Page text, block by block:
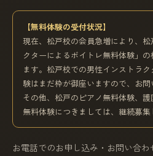
【無料体験の受付状況】
現在、松戸校の会員急増により、
クターによるボイトレ無料体験」
ます。松戸校での男性インストラ
験はまだ枠が御座いますので、お問
その他、松戸のピアノ無料体験、
無料体験につきましては、継続募集
お電話でのお申し込み・お問い合わ